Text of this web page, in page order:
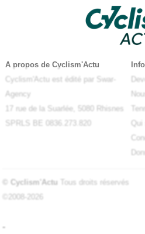
A propos de Cyclism'Actu
Cyclism'Actu est édité par Swar-
Agency
17 rue de la Suarlée, 5080 Rhisnes
SPRLS BE 0836.273.820
© Cyclism'Actu Tous droits réservés
©2008-2026
-